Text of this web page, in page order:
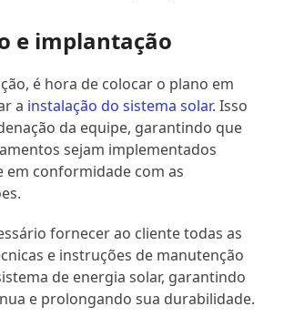
e implantação
é hora de colocar o plano em
a instalação do sistema solar. Isso
da equipe, garantindo que
sejam implementados
em conformidade com as
fornecer ao cliente todas as
e instruções de manutenção
de energia solar, garantindo
e prolongando sua durabilidade.